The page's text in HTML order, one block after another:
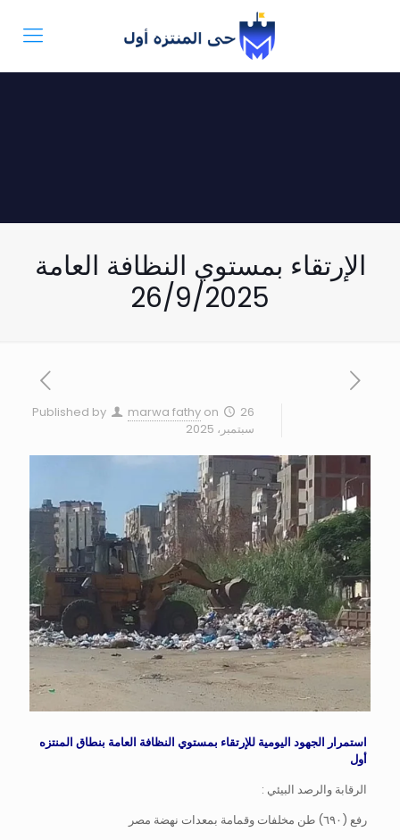
الإرتقاء بمستوي النظافة العامة
26/9/2025
Published by marwa fathy on
26
سبتمبر، 2025
استمرار الجهود اليومية للإرتقاء بمستوي النظافة العامة بنطاق المنتزه
أول
الرقابة والرصد البيئي :
رفع (٦٩٠) طن مخلفات وقمامة بمعدات نهضة مصر